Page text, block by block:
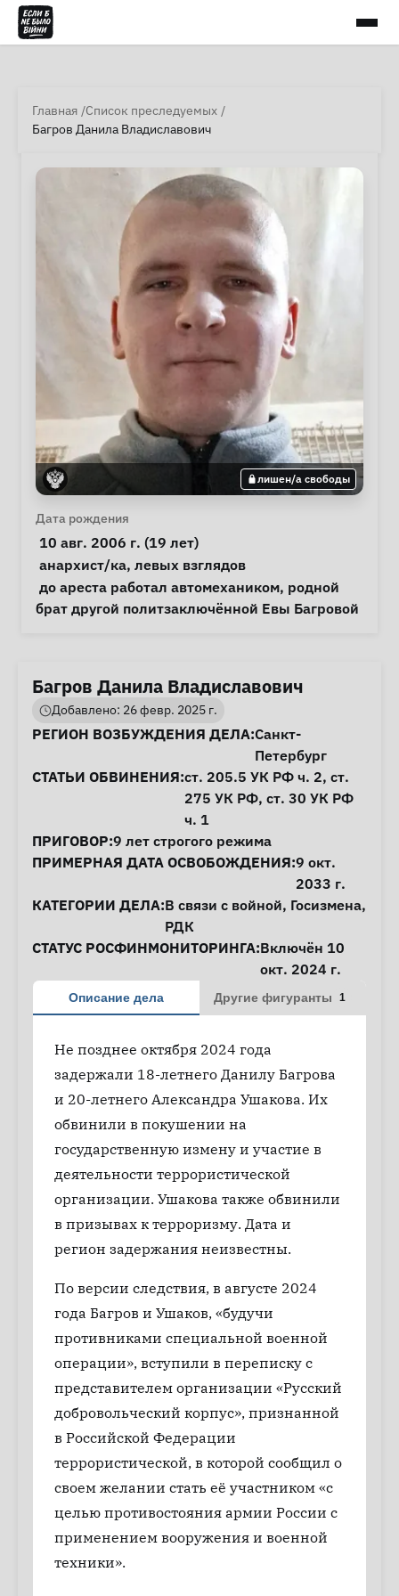
Главная Список преследуемых
Багров Данила Владиславович
лишен/а свободы
Личная информация
Дата рождения
10 авг. 2006 г. (19 лет)
Особые обстоятельства
анархист/ка, левых взглядов
Примечания
брат другой политзаключённой Евы Багровой
Багров Данила Владиславович
Добавлено: 26 февр. 2025 г.
Информация о деле
РЕГИОН ВОЗБУЖДЕНИЯ ДЕЛА:Санкт-
Петербург
СТАТЬИ ОБВИНЕНИЯ:ст. 205.5 УК РФ ч. 2, ст.
275 УК РФ, ст. 30 УК РФ
ч. 1
ПРИГОВОР:9 лет строгого режима
ПРИМЕРНАЯ ДАТА ОСВОБОЖДЕНИЯ:9 окт.
2033 г.
КАТЕГОРИИ ДЕЛА:В связи с войной, Госизмена,
РДК
СТАТУС РОСФИНМОНИТОРИНГА:Включён 10
окт. 2024 г.
Описание дела Другие фигуранты 1
Не позднее октября 2024 года
задержали 18-летнего Данилу Багрова
и 20-летнего Александра Ушакова. Их
обвинили в покушении на
государственную измену и участие в
деятельности террористической
организации. Ушакова также обвинили
в призывах к терроризму. Дата и
регион задержания неизвестны.
По версии следствия, в августе 2024
года Багров и Ушаков, «будучи
противниками специальной военной
операции», вступили в переписку с
представителем организации «Русский
добровольческий корпус», признанной
в Российской Федерации
террористической, в которой сообщил о
своем желании стать её участником «с
целью противостояния армии России с
применением вооружения и военной
техники».